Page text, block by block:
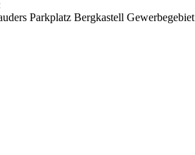
Parkplatz Bergkastell Gewerbegebiet